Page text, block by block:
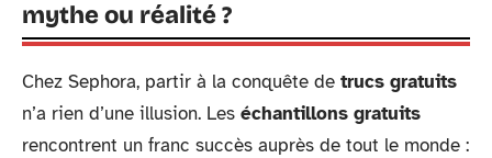
mythe ou réalité ?
Chez Sephora, partir à la conquête de trucs gratuits
n’a rien d’une illusion. Les échantillons gratuits
rencontrent un franc succès auprès de tout le monde :